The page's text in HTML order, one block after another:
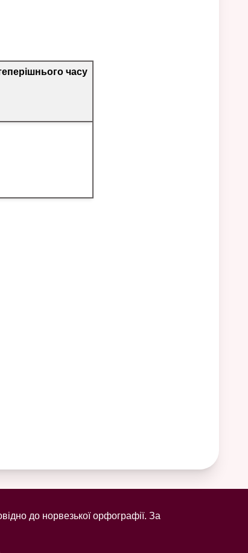
часу
до норвезької орфографії. За